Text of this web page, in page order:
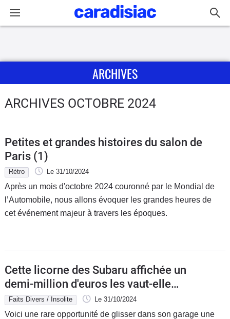
Actu
Guide
d'achat
Electriques
Utilitaires
Auto
Services
Forum
ARCHIVES
ARCHIVES OCTOBRE 2024
Petites et grandes histoires du salon de
Paris (1)
Rétro Le 31/10/2024
Après un mois d'octobre 2024 couronné par le Mondial de
l’Automobile, nous allons évoquer les grandes heures de
cet événement majeur à travers les époques.
Cette licorne des Subaru affichée un
demi-million d'euros les vaut-elle
vraiment ?
Faits Divers / Insolite Le 31/10/2024
Voici une rare opportunité de glisser dans son garage une